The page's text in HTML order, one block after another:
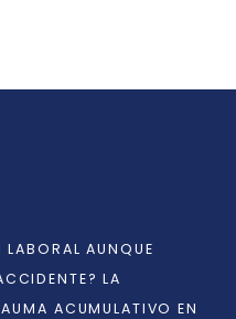
LABORAL AUNQUE
LA
ACUMULATIVO EN